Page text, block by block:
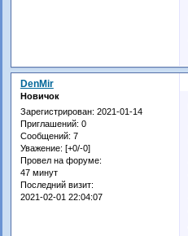
DenMir
Новичок
Зарегистрирован: 2021-01-14
Приглашений: 0
Сообщений: 7
Уважение: [+0/-0]
Провел на форуме:
47 минут
Последний визит:
2021-02-01 22:04:07